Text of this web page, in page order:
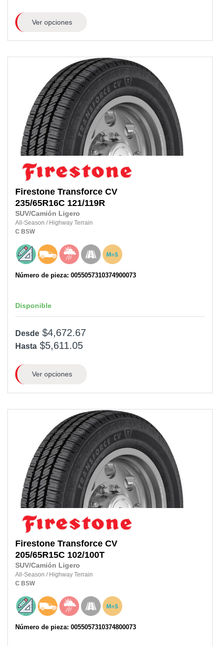
Ver opciones
Firestone Transforce CV
235/65R16C 121/119R
SUV/Camión Ligero
All-Season / Highway Terrain
C BSW
Número de pieza: 0055057310374900073
Disponible
Desde $4,672.67
Hasta $5,611.05
Ver opciones
Firestone Transforce CV
205/65R15C 102/100T
SUV/Camión Ligero
All-Season / Highway Terrain
C BSW
Número de pieza: 0055057310374800073